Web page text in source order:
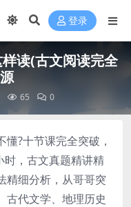
登录
读(古文阅读完全
65 0
?十节课完全突破，
时，古文真题精讲精
精细分析，从哥哥突
古代文学、地理历史